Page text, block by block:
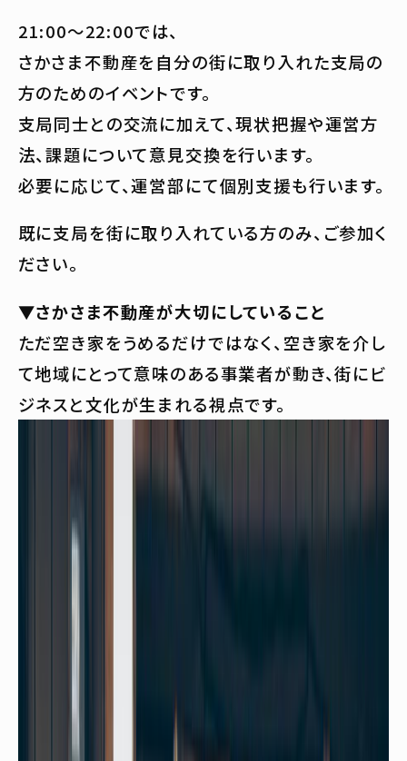
21:00〜22:00では、
さかさま不動産を自分の街に取り入れた支局の
方のためのイベントです。
支局同士との交流に加えて、現状把握や運営方
法、課題について意見交換を行います。
必要に応じて、運営部にて個別支援も行います。
既に支局を街に取り入れている方のみ、ご参加く
ださい。
▼さかさま不動産が大切にしていること
ただ空き家をうめるだけではなく、空き家を介し
て地域にとって意味のある事業者が動き、街にビ
ジネスと文化が生まれる視点です。